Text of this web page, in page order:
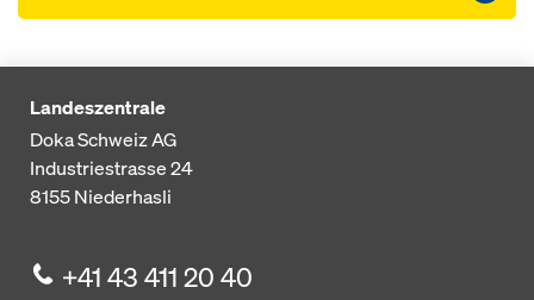
Landeszentrale
Doka Schweiz AG
Industriestrasse 24
8155Niederhasli
+41 43 411 20 40